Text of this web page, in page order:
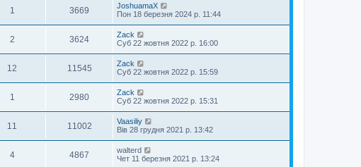
1 3669
JoshuamaX
Пон 18 березня 2024 р. 11:44
2 3624
Zack
Суб 22 жовтня 2022 р. 16:00
12 11545
Zack
Суб 22 жовтня 2022 р. 15:59
1 2980
Zack
Суб 22 жовтня 2022 р. 15:31
11 11002
Vaasiliy
Вів 28 грудня 2021 р. 13:42
4 4867
walterd
Чет 11 березня 2021 р. 13:24